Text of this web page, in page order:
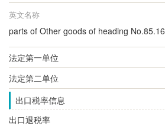
英文名称
parts of Other goods of heading No.85.16
法定第一单位
法定第二单位
出口税率信息
出口退税率